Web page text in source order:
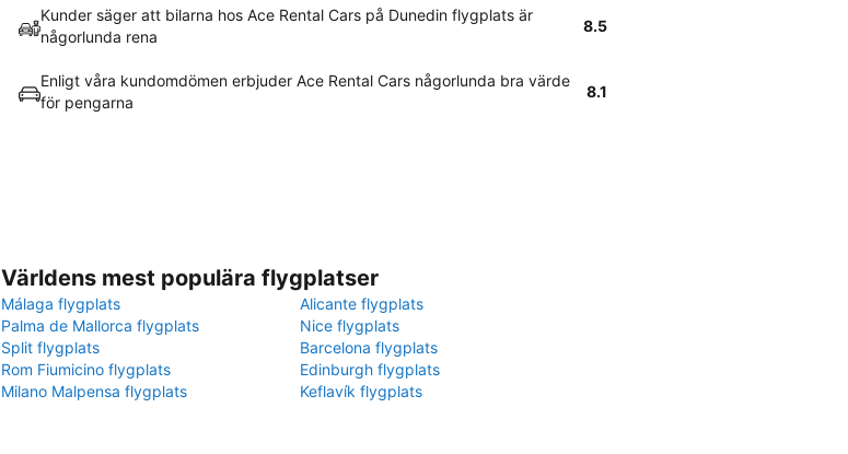
Kunder säger att bilarna hos Ace Rental Cars på Dunedin flygplats är
någorlunda rena
8.5
Enligt våra kundomdömen erbjuder Ace Rental Cars någorlunda bra värde
för pengarna
8.1
Världens mest populära flygplatser
Málaga flygplats
Alicante flygplats
Palma de Mallorca flygplats
Nice flygplats
Split flygplats
Barcelona flygplats
Rom Fiumicino flygplats
Edinburgh flygplats
Milano Malpensa flygplats
Keflavík flygplats